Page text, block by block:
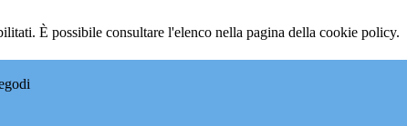
È possibile consultare l'elenco nella pagina della cookie policy.